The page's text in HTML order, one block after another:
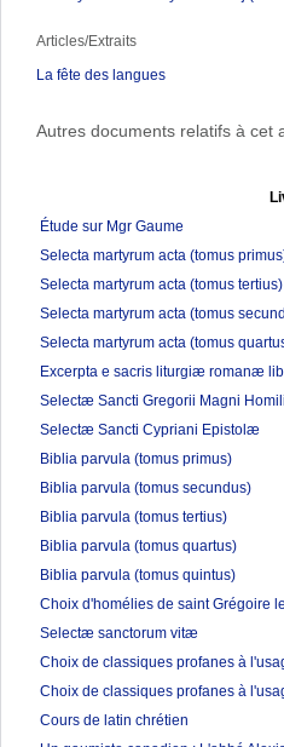
Articles/Extraits
La fête des langues
Autres documents relatifs à cet
Étude sur Mgr Gaume
Selecta martyrum acta (tomus
Selecta martyrum acta (tomus tertius)
Selecta martyrum acta (tomus
Selecta martyrum acta (tomus
Excerpta e sacris liturgiæ romanæ
Selectæ Sancti Gregorii Magni
Selectæ Sancti Cypriani Epistolæ
Biblia parvula (tomus primus)
Biblia parvula (tomus secundus)
Biblia parvula (tomus tertius)
Biblia parvula (tomus quartus)
Biblia parvula (tomus quintus)
Choix d'homélies de saint Grégoire
Selectæ sanctorum vitæ
Choix de classiques profanes à
Choix de classiques profanes à
Cours de latin chrétien